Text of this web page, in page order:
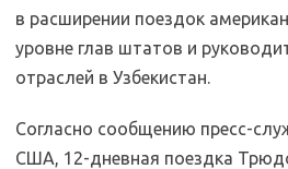
в расширении поездок
уровне глав штатов и
отраслей в Узбекистан.
Согласно сообщению пресс-
США, 12-дневная поездка